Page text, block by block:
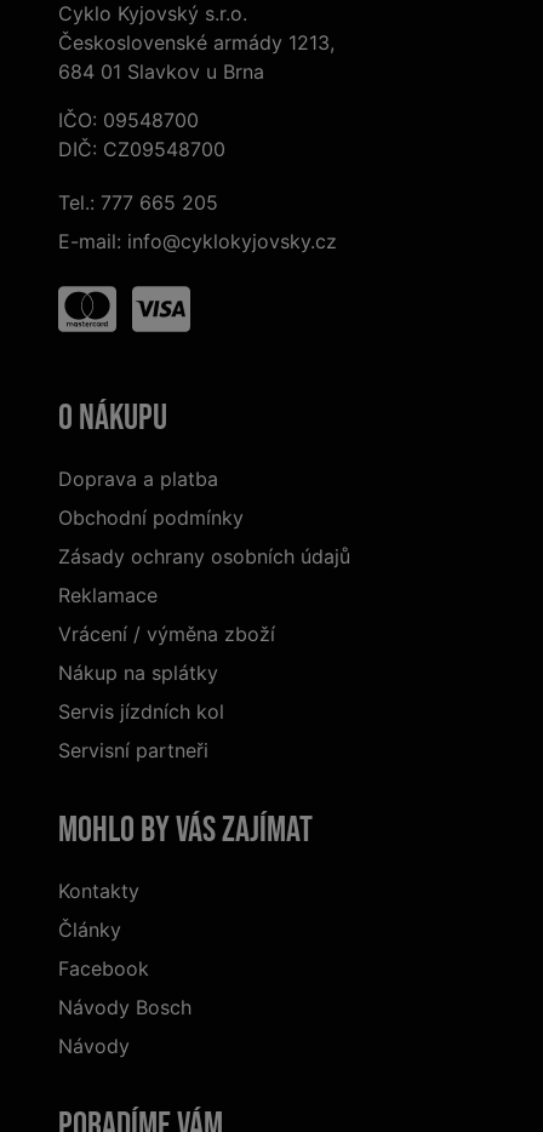
Cyklo Kyjovský s.r.o.
Československé armády 1213,
684 01 Slavkov u Brna
IČO: 09548700
DIČ: CZ09548700
Tel.: 777 665 205
E-mail: info@cyklokyjovsky.cz
O nákupu
Doprava a platba
Obchodní podmínky
Zásady ochrany osobních údajů
Reklamace
Vrácení / výměna zboží
Nákup na splátky
Servis jízdních kol
Servisní partneři
Mohlo by vás zajímat
Kontakty
Články
Facebook
Návody Bosch
Návody